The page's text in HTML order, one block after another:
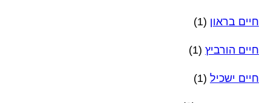
חיים בראון (1)
חיים הורביץ (1)
חיים ישכיל (1)